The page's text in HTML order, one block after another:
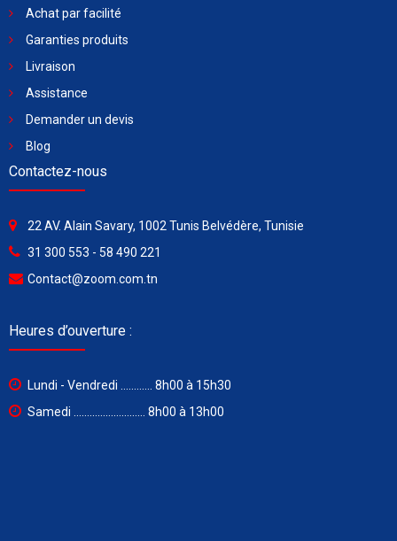
Achat par facilité
Garanties produits
Livraison
Assistance
Demander un devis
Blog
Contactez-nous
22 AV. Alain Savary, 1002 Tunis Belvédère, Tunisie
31 300 553 - 58 490 221
Contact@zoom.com.tn
Heures d’ouverture :
Lundi - Vendredi ............ 8h00 à 15h30
Samedi ........................... 8h00 à 13h00